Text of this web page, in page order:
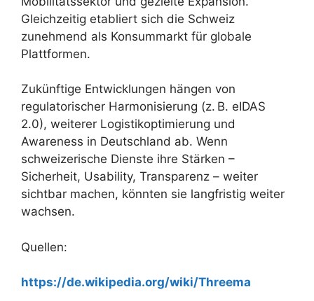
Gleichzeitig etabliert sich die Schweiz
zunehmend als Konsummarkt für globale
Plattformen.
Zukünftige Entwicklungen hängen von
regulatorischer Harmonisierung (z. B. eIDAS
2.0), weiterer Logistikoptimierung und
Awareness in Deutschland ab. Wenn
schweizerische Dienste ihre Stärken –
Sicherheit, Usability, Transparenz – weiter
sichtbar machen, könnten sie langfristig weiter
wachsen.
Quellen:
https://de.wikipedia.org/wiki/Threema